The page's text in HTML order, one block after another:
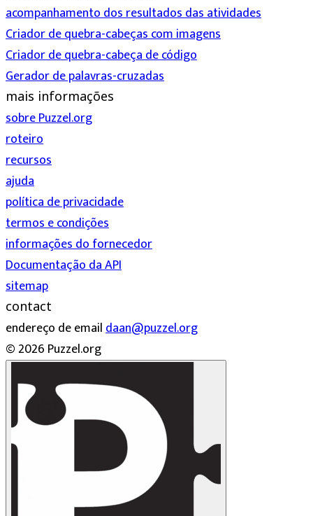
acompanhamento dos resultados das atividades
Criador de quebra-cabeças com imagens
Criador de quebra-cabeça de código
Gerador de palavras-cruzadas
mais informações
sobre Puzzel.org
roteiro
recursos
ajuda
política de privacidade
termos e condições
informações do fornecedor
Documentação da API
sitemap
contact
endereço de emaildaan@puzzel.org
© 2026 Puzzel.org